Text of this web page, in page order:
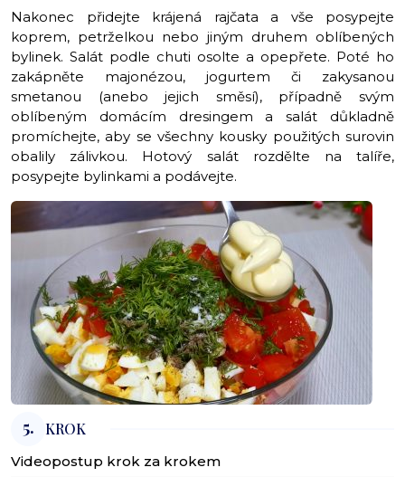
Nakonec přidejte krájená rajčata a vše posypejte
koprem, petrželkou nebo jiným druhem oblíbených
bylinek. Salát podle chuti osolte a opepřete. Poté ho
zakápněte majonézou, jogurtem či zakysanou
smetanou (anebo jejich směsí), případně svým
oblíbeným domácím dresingem a salát důkladně
promíchejte, aby se všechny kousky použitých surovin
obalily zálivkou. Hotový salát rozdělte na talíře,
posypejte bylinkami a podávejte.
5. KROK
Videopostup krok za krokem